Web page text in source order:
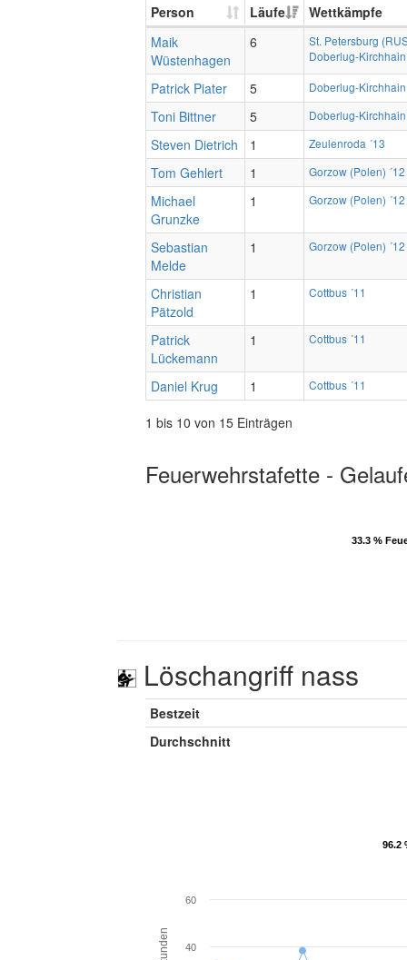
Person Läufe
Wettkämpfe
Maik
Wüstenhagen
6
St. Petersburg
Doberlug-Kirchhain
Patrick Piater 5 Doberlug-Kirchhain
Toni Bittner 5 Doberlug-Kirchhain
Steven Dietrich 1 Zeulenroda ´13
Tom Gehlert 1 Gorzow (Polen) ´12
Michael
Grunzke
1 Gorzow (Polen) ´12
Sebastian
Melde
1 Gorzow (Polen) ´12
Christian
Pätzold
1 Cottbus ´11
Patrick
Lückemann
1 Cottbus ´11
Daniel Krug 1 Cottbus ´11
1 bis 10 von 15 Einträgen
Feuerwehrstafette -
33.3 %
33.3 %
Löschangriff nass
Bestzeit
Durchschnitt
96.2
96.2
40
60